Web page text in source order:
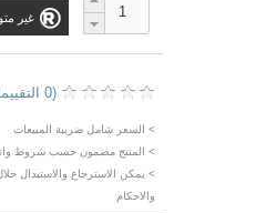
غير
(0 التقييمات)
> السعر شامل ضريبة المبيعات
> المنتج مضمون حسب شروط
والاحكام